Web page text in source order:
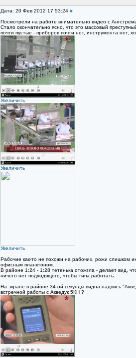
Дата: 20 Фев 2012 17:53:24 #
Посмотрели на работе внимательно видео с
Стало окончательно ясно, что это массовый
почти пустые - приборов почти нет, инструмента
Увеличить
Увеличить
Увеличить
Рабочие как-то не похожи на рабочих, рожи слишком
офисным планктоном.
В районе 1:24 - 1:28 тетенька отожгла - делает вид,
ничего нет подходящего, чтобы типа работать.
На экране в районе 34-ой секунды видна надпись
встречной работы с Акведук 5КН ?